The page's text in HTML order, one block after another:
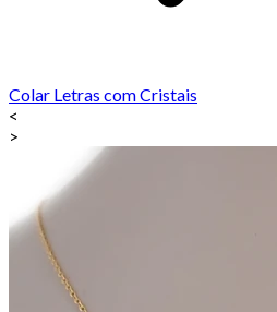
Colar Letras com Cristais
<
>